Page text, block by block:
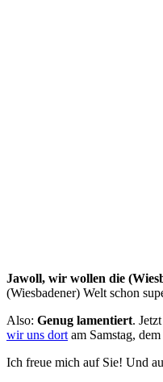
Jawoll, wir wollen die
(Wiesbadener) Welt schon
Also: Genug lamentiert.
wir uns dort am Samstag,
Ich freue mich auf Sie! Und